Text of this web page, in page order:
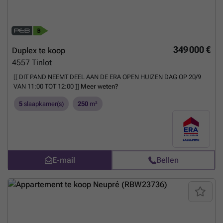
349 000 €
Duplex te koop
4557 Tinlot
[[ DIT PAND NEEMT DEEL AAN DE ERA OPEN HUIZEN DAG OP 20/9
VAN 11:00 TOT 12:00 ]] Meer weten?
5 slaapkamer(s) 250 m²
E-mail Bellen